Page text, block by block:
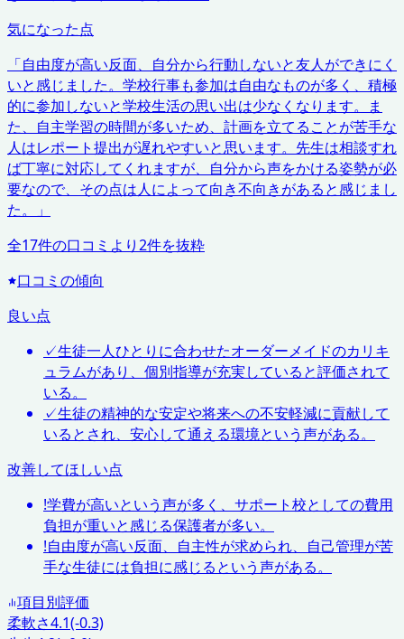
気になった点
「自由度が高い反面、自分から行動しないと友人ができにく
いと感じました。学校行事も参加は自由なものが多く、積極
的に参加しないと学校生活の思い出は少なくなります。ま
た、自主学習の時間が多いため、計画を立てることが苦手な
人はレポート提出が遅れやすいと思います。先生は相談すれ
ば丁寧に対応してくれますが、自分から声をかける姿勢が必
要なので、その点は人によって向き不向きがあると感じまし
た。
」
全17件の口コミより2件を抜粋
口コミの傾向
良い点
✓生徒一人ひとりに合わせたオーダーメイドのカリキ
ュラムがあり、個別指導が充実していると評価されて
いる。
✓生徒の精神的な安定や将来への不安軽減に貢献して
いるとされ、安心して通える環境という声がある。
改善してほしい点
!学費が高いという声が多く、サポート校としての費用
負担が重いと感じる保護者が多い。
!自由度が高い反面、自主性が求められ、自己管理が苦
手な生徒には負担に感じるという声がある。
項目別評価
柔軟さ4.1(-0.3)